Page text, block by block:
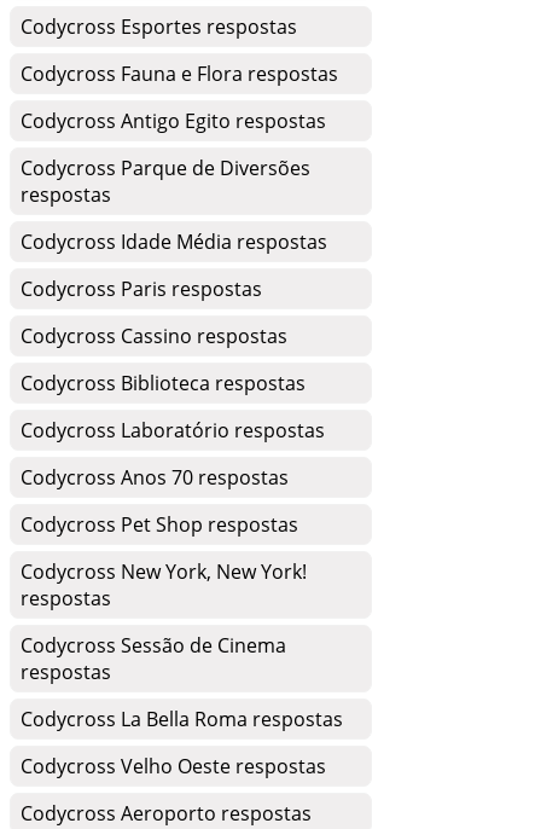
Codycross Esportes respostas
Codycross Fauna e Flora respostas
Codycross Antigo Egito respostas
Codycross Parque de Diversões
respostas
Codycross Idade Média respostas
Codycross Paris respostas
Codycross Cassino respostas
Codycross Biblioteca respostas
Codycross Laboratório respostas
Codycross Anos 70 respostas
Codycross Pet Shop respostas
Codycross New York, New York!
respostas
Codycross Sessão de Cinema
respostas
Codycross La Bella Roma respostas
Codycross Velho Oeste respostas
Codycross Aeroporto respostas